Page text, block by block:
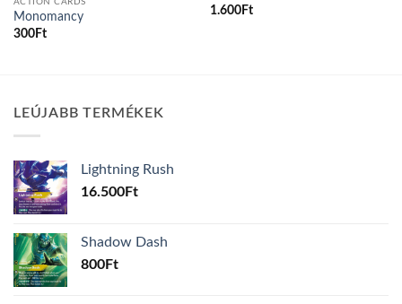
ACTION CARDS
Monomancy
300Ft
1.600Ft
LEÚJABB TERMÉKEK
Lightning Rush
16.500Ft
Shadow Dash
800Ft